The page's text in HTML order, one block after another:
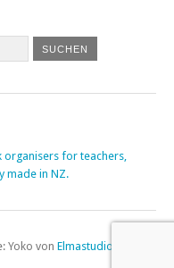
organisers for teachers,
made in NZ.
Yoko von Elmastudio